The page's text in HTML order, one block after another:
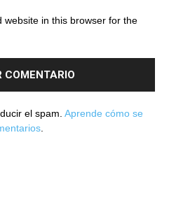
website in this browser for the
el spam. Aprende cómo se